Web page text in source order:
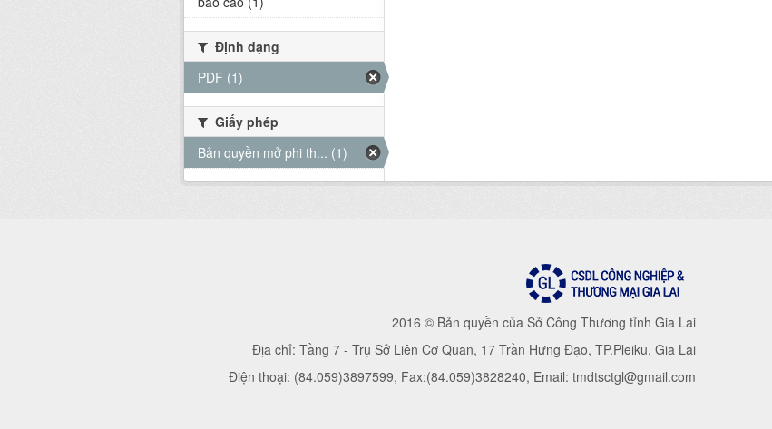
Định dạng
PDF (1)
Giấy phép
Bản quyền mở phi th... (1)
2016 © Bản quyền của Sở Công Thương tỉnh Gia Lai
Địa chỉ: Tầng 7 - Trụ Sở Liên Cơ Quan, 17 Trần Hưng Đạo, TP.Pleiku, Gia Lai
Điện thoại: (84.059)3897599, Fax:(84.059)3828240, Email: tmdtsctgl@gmail.com